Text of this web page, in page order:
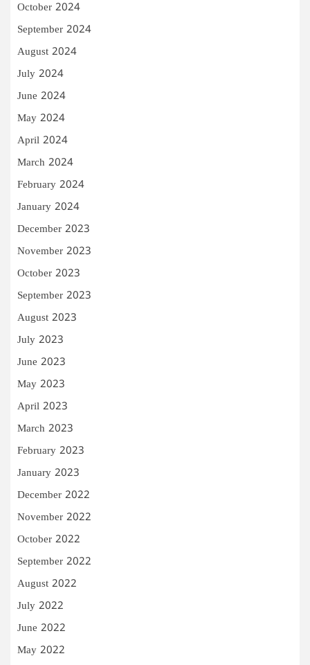
October 2024
September 2024
August 2024
July 2024
June 2024
May 2024
April 2024
March 2024
February 2024
January 2024
December 2023
November 2023
October 2023
September 2023
August 2023
July 2023
June 2023
May 2023
April 2023
March 2023
February 2023
January 2023
December 2022
November 2022
October 2022
September 2022
August 2022
July 2022
June 2022
May 2022